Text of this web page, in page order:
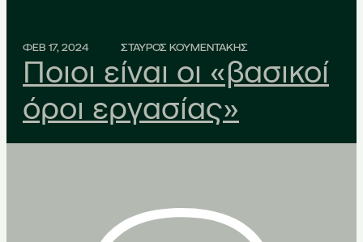
ΦΕΒ 17, 2024 ΣΤΑΥΡΟΣ ΚΟΥΜΕΝΤΑΚΗΣ
Ποιοι είναι οι «βασικοί
όροι εργασίας»